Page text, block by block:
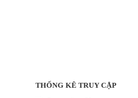
THỐNG KÊ TRUY CẬP